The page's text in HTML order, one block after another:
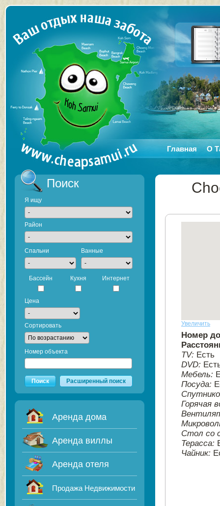
Главная О
Поиск
Я ищу
Район
Спальни Ванные
Бассейн Кухня Интернет
Цена
Сортировать
Номер объекта
Поиск Расширенный поиск
Аренда дома
Аренда виллы
Аренда отеля
Продажа Недвижимости
Увеличить
Номер
TV: Есть
DVD:
Мебель:
Посуда:
Горячая
Стол со
Терасса:
Чайник: